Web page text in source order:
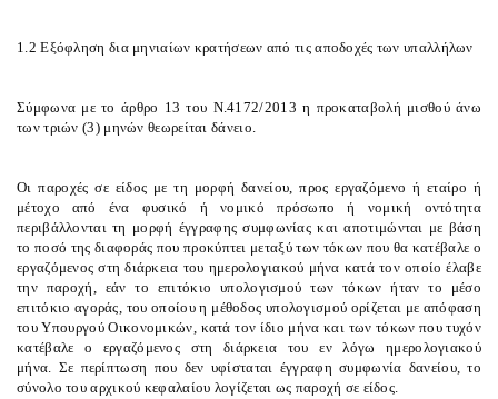
1.2 Εξόφληση δια μηνιαίων κρατήσεων από τις αποδοχές των υπαλλήλων
Σύμφωνα με το άρθρο 13 του Ν.4172/2013 η προκαταβολή μισθού άνω
των τριών (3) μηνών θεωρείται δάνειο.
Οι παροχές σε είδος με τη μορφή δανείου, προς εργαζόμενο ή εταίρο ή
μέτοχο από ένα φυσικό ή νομικό πρόσωπο ή νομική οντότητα
περιβάλλονται τη μορφή έγγραφης συμφωνίας και αποτιμώνται με βάση
το ποσό της διαφοράς που προκύπτει μεταξύ των τόκων που θα κατέβαλε ο
εργαζόμενος στη διάρκεια του ημερολογιακού μήνα κατά τον οποίο έλαβε
την παροχή, εάν το επιτόκιο υπολογισμού των τόκων ήταν το μέσο
επιτόκιο αγοράς, του οποίου η μέθοδος υπολογισμού ορίζεται με απόφαση
του Υπουργού Οικονομικών, κατά τον ίδιο μήνα και των τόκων που τυχόν
κατέβαλε ο εργαζόμενος στη διάρκεια του εν λόγω ημερολογιακού
μήνα. Σε περίπτωση που δεν υφίσταται έγγραφη συμφωνία δανείου, το
σύνολο του αρχικού κεφαλαίου λογίζεται ως παροχή σε είδος.